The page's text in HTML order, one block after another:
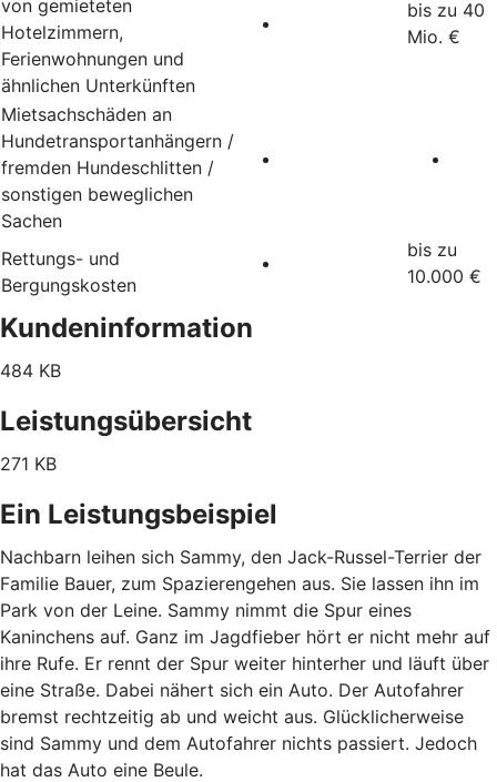
von gemieteten
Hotelzimmern,
Ferienwohnungen und
ähnlichen Unterkünften
bis zu 40
Mio. €
Mietsachschäden an
Hundetransportanhängern /
fremden Hundeschlitten /
sonstigen beweglichen
Sachen
Rettungs- und
Bergungskosten
bis zu
10.000 €
Kundeninformation
484 KB
Leistungsübersicht
271 KB
Ein Leistungsbeispiel
Nachbarn leihen sich Sammy, den Jack-Russel-Terrier der
Familie Bauer, zum Spazierengehen aus. Sie lassen ihn im
Park von der Leine. Sammy nimmt die Spur eines
Kaninchens auf. Ganz im Jagdfieber hört er nicht mehr auf
ihre Rufe. Er rennt der Spur weiter hinterher und läuft über
eine Straße. Dabei nähert sich ein Auto. Der Autofahrer
bremst rechtzeitig ab und weicht aus. Glücklicherweise
sind Sammy und dem Autofahrer nichts passiert. Jedoch
hat das Auto eine Beule.